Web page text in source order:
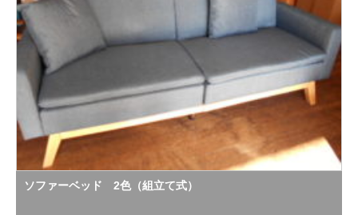
ソファーベッド 2色（組立て式）